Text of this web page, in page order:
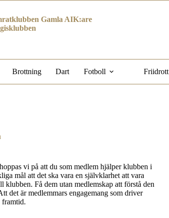
Gamla AIK:are
Brottning Dart Fotboll Friidrott
vi på att du som medlem hjälper klubben i
mål att det ska vara en självklarhet att vara
Få dem utan medlemskap att förstå den
det är medlemmars engagemang som driver
framtid.